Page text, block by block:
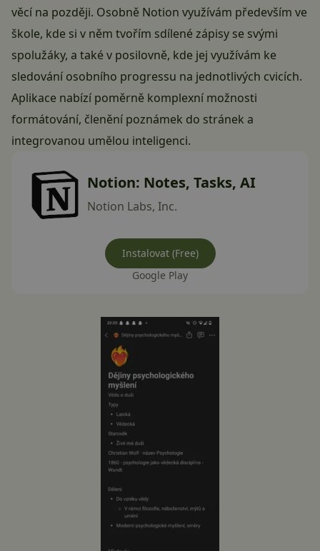
věcí na později. Osobně Notion využívám především ve
škole, kde si v něm tvořím sdílené zápisy se svými
spolužáky, a také v posilovně, kde jej využívám ke
sledování osobního progressu na jednotlivých cvicích.
Aplikace nabízí poměrně komplexní možnosti
formátování, členění poznámek do stránek a
integrovanou umělou inteligenci.
Notion: Notes, Tasks, AI
Notion Labs, Inc.
Instalovat (Free)
Google Play